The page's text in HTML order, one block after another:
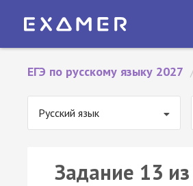
ЕГЭ по русскому языку 2027
Русский язык
Задание 13